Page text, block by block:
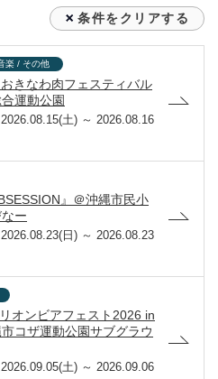
条件をクリアする
楽 / その他
きなわ肉フェスティバル
運動公園
2026.08.15(土) ～ 2026.08.16
』＠沖縄市民小
ー
2026.08.23(日) ～ 2026.08.23
オンビアフェスト2026 in
コザ運動公園サブグラウ
2026.09.05(土) ～ 2026.09.06